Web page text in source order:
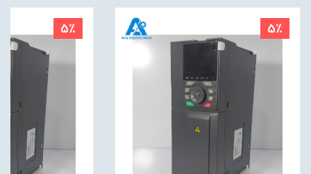
5٪ 5٪